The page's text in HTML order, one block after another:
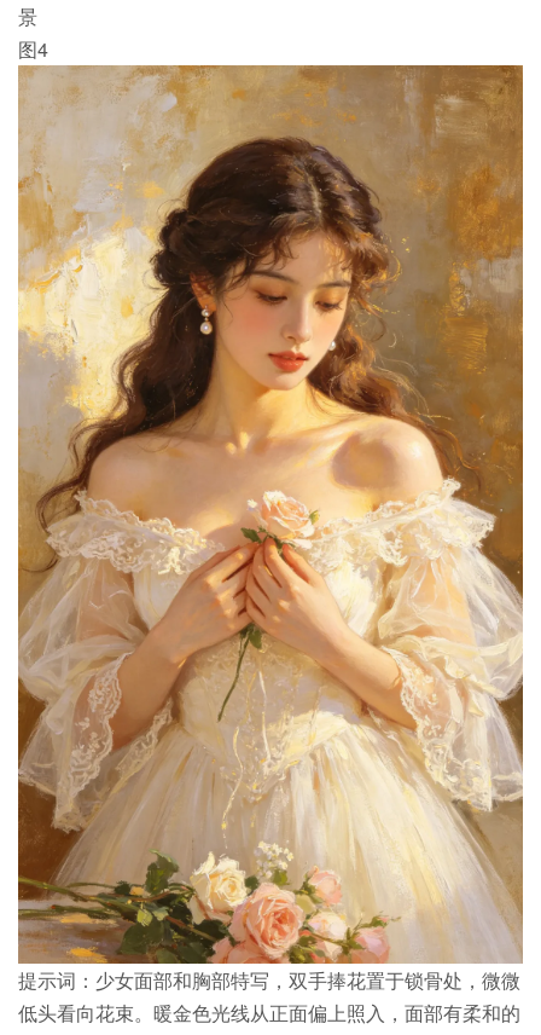
景
图4
提示词：少女面部和胸部特写，双手捧花置于锁骨处，微微
低头看向花束。暖金色光线从正面偏上照入，面部有柔和的